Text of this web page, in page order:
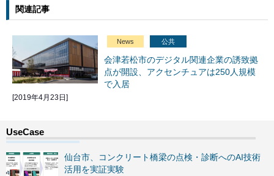
関連記事
News 公共
会津若松市のデジタル関連企業の誘致拠
点が開設、アクセンチュアは250人規模
で入居
[2019年4月23日]
仙台市、コンクリート橋梁の点検・診断へのAI技術
活用を実証実験